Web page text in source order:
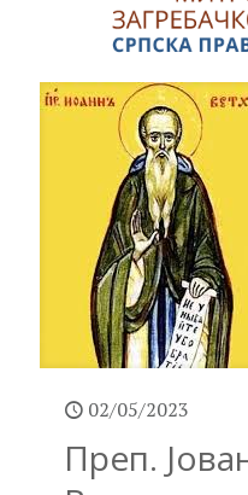
02/05/2023
Преп.